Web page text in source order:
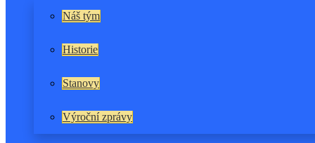
Náš tým
Historie
Stanovy
Výroční zprávy